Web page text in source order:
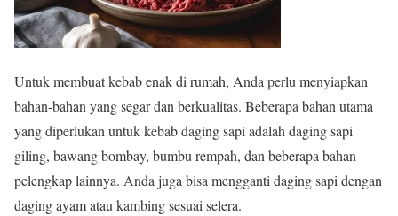
Untuk membuat kebab enak di rumah, Anda perlu menyiapkan
bahan-bahan yang segar dan berkualitas. Beberapa bahan utama
yang diperlukan untuk kebab daging sapi adalah daging sapi
giling, bawang bombay, bumbu rempah, dan beberapa bahan
pelengkap lainnya. Anda juga bisa mengganti daging sapi dengan
daging ayam atau kambing sesuai selera.